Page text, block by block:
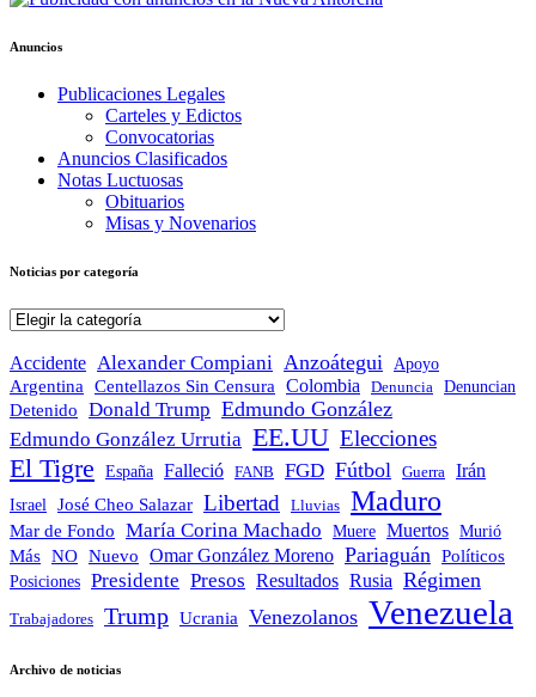
Anuncios
Publicaciones Legales
Carteles y Edictos
Convocatorias
Anuncios Clasificados
Notas Luctuosas
Obituarios
Misas y Novenarios
Noticias por categoría
Noticias
categoría
Accidente Alexander Compiani Anzoátegui
Apoyo
Argentina
Centellazos Sin Censura Colombia Denuncia
Denuncian
Detenido
Donald Trump Edmundo González
Edmundo González Urrutia EE.UU Elecciones
El Tigre España Falleció FANB FGD Fútbol Guerra Irán
Israel José Cheo Salazar Libertad Lluvias Maduro
Mar de Fondo María Corina Machado Muere Muertos Murió
Más NO Nuevo Omar González Moreno Pariaguán Políticos
Posiciones Presidente Presos Resultados Rusia Régimen
Trabajadores Trump Ucrania Venezolanos Venezuela
Archivo de noticias